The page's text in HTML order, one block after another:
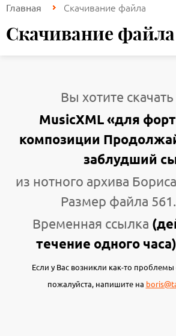
Главная Скачивание файла
Скачивание файла
Вы хотите
MusicXML «для
композиции
заблудший
из нотного архива
Размер файла
Временная ссылка
течение одного часа)
Если у Вас возникли как-то
пожалуйста, напишите на